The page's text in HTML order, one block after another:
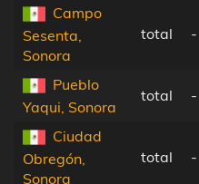
Campo
Sesenta,
Sonora
total -
Pueblo
Yaqui, Sonora
total -
Ciudad
Obregón,
Sonora
total -